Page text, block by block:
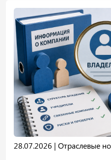
28.07.2026 | Отраслевые